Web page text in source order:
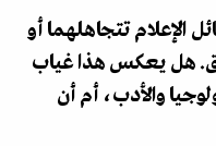
الإعلام تتجاهلهما أو
هل يعكس هذا غياب
والأدب، أم أن